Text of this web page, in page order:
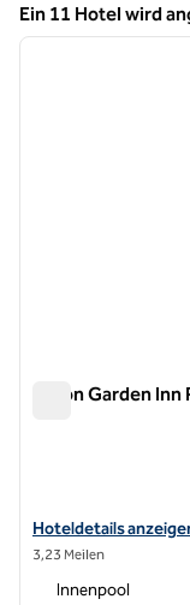
Ein 11 Hotel wird
Ein 11 Hotel wird
1 von 12
Hilton Garden Inn
Hoteldetails für das
Hoteldetails
3,23 Meilen
Innenpool